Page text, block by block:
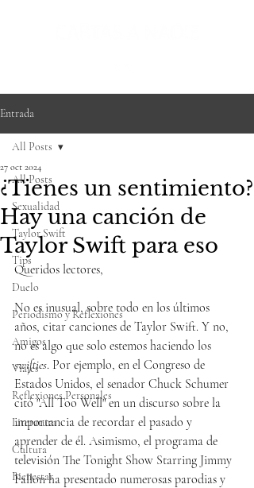
Entrada
All Posts
Sexualidad
Taylor Swift
Tips
Duelo
Periodismo y Reflexiones
Amigos
Viajes
Reflexiones Personales
Literatura
Cultura
Bienestar
All Posts
¿Tienes un sentimiento?
Hay una canción de
Taylor Swift para eso
27 oct 2024
Queridos lectores,
No es inusual, sobre todo en los últimos
años, citar canciones de Taylor Swift. Y no,
no es algo que solo estemos haciendo los
swifties. Por ejemplo, en el Congreso de
Estados Unidos, el senador Chuck Schumer
citó "All Too Well" en un discurso sobre la
importancia de recordar el pasado y
aprender de él. Asimismo, el programa de
televisión The Tonight Show Starring Jimmy
Fallon ha presentado numerosas parodias y